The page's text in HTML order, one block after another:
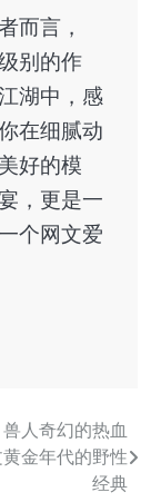
而言，
别的作
湖中，感
在细腻动
好的模
，更是一
个网文爱
人奇幻的热血
金年代的野性
经典